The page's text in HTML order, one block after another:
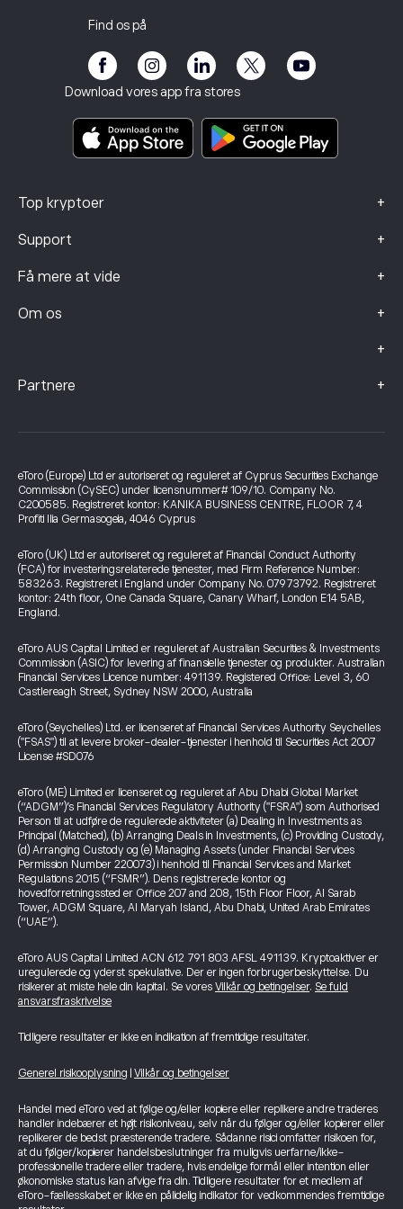
Find os på
Download vores app fra stores
Top kryptoer +
Support +
Kundens sårbarhed
Få mere at vide +
eToro Akademi
Om os +
Impressum
+
Risikooplysning
Vilkår og betingelser
Nøgleinformationsdokumenter
Data om klager (FCA-kunder)
Partnere +
Affiliate-program
Investeringsforsikring
eToro (Europe) Ltd er autoriseret og reguleret af Cyprus Securities Exchange
Commission (CySEC) under licensnummer# 109/10. Company No.
C200585. Registreret kontor: KANIKA BUSINESS CENTRE, FLOOR 7, 4
Profiti Ilia Germasogeia, 4046 Cyprus
eToro (UK) Ltd er autoriseret og reguleret af Financial Conduct Authority
(FCA) for investeringsrelaterede tjenester, med Firm Reference Number:
583263. Registreret i England under Company No. 07973792. Registreret
kontor: 24th floor, One Canada Square, Canary Wharf, London E14 5AB,
England.
eToro AUS Capital Limited er reguleret af Australian Securities & Investments
Commission (ASIC) for levering af finansielle tjenester og produkter. Australian
Financial Services Licence number: 491139. Registered Office: Level 3, 60
Castlereagh Street, Sydney NSW 2000, Australia
eToro (Seychelles) Ltd. er licenseret af Financial Services Authority Seychelles
("FSAS") til at levere broker-dealer-tjenester i henhold til Securities Act 2007
License #SD076
eToro (ME) Limited er licenseret og reguleret af Abu Dhabi Global Market
(“ADGM”)’s Financial Services Regulatory Authority ("FSRA") som Authorised
Person til at udføre de regulerede aktiviteter (a) Dealing in Investments as
Principal (Matched), (b) Arranging Deals in Investments, (c) Providing Custody,
(d) Arranging Custody og (e) Managing Assets (under Financial Services
Permission Number 220073) i henhold til Financial Services and Market
Regulations 2015 (“FSMR”). Dens registrerede kontor og
hovedforretningssted er Office 207 and 208, 15th Floor Floor, Al Sarab
Tower, ADGM Square, Al Maryah Island, Abu Dhabi, United Arab Emirates
(“UAE”).
eToro AUS Capital Limited ACN 612 791 803 AFSL 491139. Kryptoaktiver er
uregulerede og yderst spekulative. Der er ingen forbrugerbeskyttelse. Du
risikerer at miste hele din kapital. Se vores Vilkår og betingelser. Se fuld
ansvarsfraskrivelse
Tidligere resultater er ikke en indikation af fremtidige resultater.
Generel risikooplysning Vilkår og betingelser
Handel med eToro ved at følge og/eller kopiere eller replikere andre traderes
handler indebærer et højt risikoniveau, selv når du følger og/eller kopierer eller
replikerer de bedst præsterende tradere. Sådanne risici omfatter risikoen for,
at du følger/kopierer handelsbeslutninger fra muligvis uerfarne/ikke-
professionelle tradere eller tradere, hvis endelige formål eller intention eller
økonomiske status kan afvige fra din. Tidligere resultater for et medlem af
eToro-fællesskabet er ikke en pålidelig indikator for vedkommendes fremtidige